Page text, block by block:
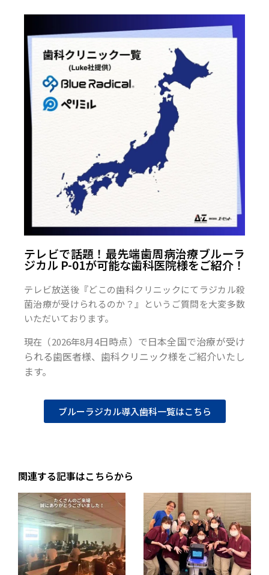
テレビで話題！最先端歯周病治療ブルーラ
ジカル P-01が可能な歯科医院様をご紹介！
テレビ放送後『どこの歯科クリニックにてラジカル殺
菌治療が受けられるのか？』というご質問を大変多数
いただいております。
現在（2026年8月4日時点）で日本全国で治療が受け
られる歯医者様、歯科クリニック様をご紹介いたし
ます。
ブルーラジカル導入歯科一覧はこちら
関連する記事はこちらから